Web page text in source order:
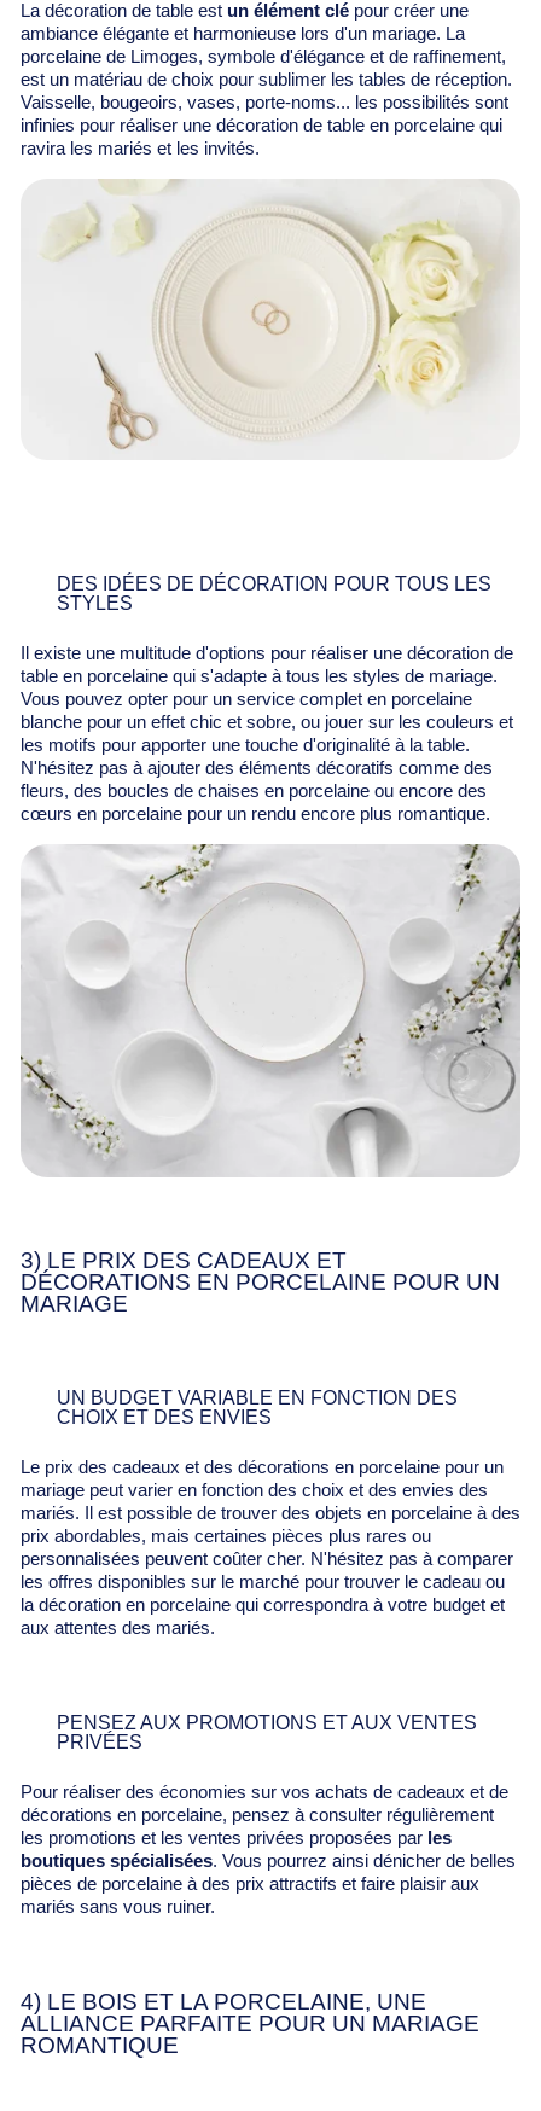
La décoration de table est un élément clé pour créer une
ambiance élégante et harmonieuse lors d'un mariage. La
porcelaine de Limoges, symbole d'élégance et de raffinement,
est un matériau de choix pour sublimer les tables de réception.
Vaisselle, bougeoirs, vases, porte-noms... les possibilités sont
infinies pour réaliser une décoration de table en porcelaine qui
ravira les mariés et les invités.
DES IDÉES DE DÉCORATION POUR TOUS LES
STYLES
Il existe une multitude d'options pour réaliser une décoration de
table en porcelaine qui s'adapte à tous les styles de mariage.
Vous pouvez opter pour un service complet en porcelaine
blanche pour un effet chic et sobre, ou jouer sur les couleurs et
les motifs pour apporter une touche d'originalité à la table.
N'hésitez pas à ajouter des éléments décoratifs comme des
fleurs, des boucles de chaises en porcelaine ou encore des
cœurs en porcelaine pour un rendu encore plus romantique.
3) LE PRIX DES CADEAUX ET
DÉCORATIONS EN PORCELAINE POUR UN
MARIAGE
UN BUDGET VARIABLE EN FONCTION DES
CHOIX ET DES ENVIES
Le prix des cadeaux et des décorations en porcelaine pour un
mariage peut varier en fonction des choix et des envies des
mariés. Il est possible de trouver des objets en porcelaine à des
prix abordables, mais certaines pièces plus rares ou
personnalisées peuvent coûter cher. N'hésitez pas à comparer
les offres disponibles sur le marché pour trouver le cadeau ou
la décoration en porcelaine qui correspondra à votre budget et
aux attentes des mariés.
PENSEZ AUX PROMOTIONS ET AUX VENTES
PRIVÉES
Pour réaliser des économies sur vos achats de cadeaux et de
décorations en porcelaine, pensez à consulter régulièrement
les promotions et les ventes privées proposées par les
boutiques spécialisées. Vous pourrez ainsi dénicher de belles
pièces de porcelaine à des prix attractifs et faire plaisir aux
mariés sans vous ruiner.
4) LE BOIS ET LA PORCELAINE, UNE
ALLIANCE PARFAITE POUR UN MARIAGE
ROMANTIQUE